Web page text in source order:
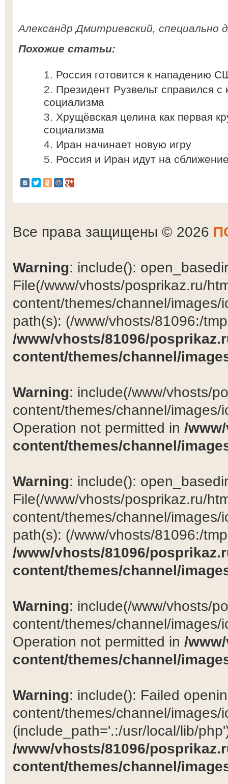
Александр Дмитриевский, специально
Похожие статьи:
Россия готовится к нападению
Президент Рузвельт справился
социализма
Хрущёвская целина как первая
социализма
Иран начинает новую игру
Россия и Иран идут на
Все права защищены © 2026
Warning: include():
File(/www/vhosts/posprikaz.ru/
content/themes/channel/
path(s): (/www/vhosts/81096:/
/www/vhosts/81096/
content/themes/channel/
Warning: include(/www/vhosts/
content/themes/channel/
Operation not permitted in /
content/themes/channel/
Warning: include():
File(/www/vhosts/posprikaz.ru/
content/themes/channel/
path(s): (/www/vhosts/81096:/
/www/vhosts/81096/
content/themes/channel/
Warning: include(/www/vhosts/
content/themes/channel/
Operation not permitted in /
content/themes/channel/
Warning: include(): Failed
content/themes/channel/images/
(include_path='.:/usr/local/lib/
/www/vhosts/81096/
content/themes/channel/